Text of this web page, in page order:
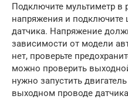
Подключите мультиметр в
напряжения и
датчика. Напряжение
зависимости от модели
нет, проверьте
можно проверить
нужно запустить
выходном проводе